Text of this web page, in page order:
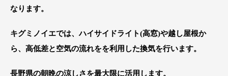
なります。
キグミノイエでは、ハイサイドライト(高窓)や越し屋根か
ら、高低差と空気の流れをを利用した換気を行います。
長野県の朝晩の涼しさを最大限に活用します。